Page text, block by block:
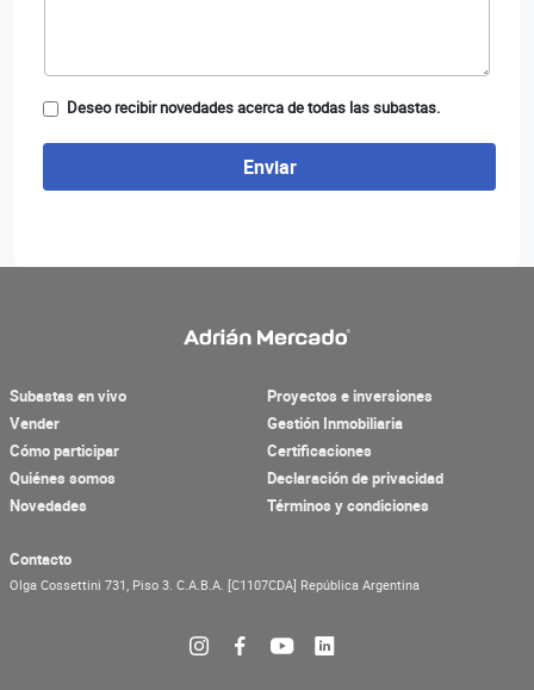
Deseo recibir novedades acerca de todas las subastas.
Enviar
Subastas en vivo
Vender
Cómo participar
Quiénes somos
Novedades
Proyectos e inversiones
Gestión Inmobiliaria
Certificaciones
Declaración de privacidad
Términos y condiciones
Contacto
Olga Cossettini 731, Piso 3. C.A.B.A. [C1107CDA] República Argentina